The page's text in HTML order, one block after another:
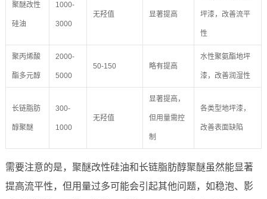
聚醚改性
硅油
1000-
3000
无羟值 显著提高 坪漆，改善流平
性
聚丙烯酸
酯多元醇
2000-
5000
50-150 略有提高
水性聚氨酯地坪
漆，改善润湿性
长链脂肪
醇聚醚
300-
1000
无羟值
显著提高，
但用量需控
制
各类型地坪漆，
改善表面缺陷
需要注意的是，聚醚改性硅油和长链脂肪醇聚醚虽然能显著
提高流平性，但用量过多可能会引起其他问题，如稳泡、影